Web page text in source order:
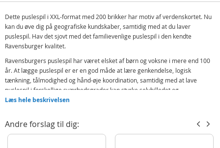
Dette puslespil i XXL-format med 200 brikker har motiv af verdenskortet. Nu
kan du øve dig på geografiske kundskaber, samtidig med at du laver
puslespil. Hav det sjovt med det familievenlige puslespil i den kendte
Ravensburger kvalitet.
Ravensburgers puslespil har været elsket af børn og voksne i mere end 100
år. At lægge puslespil er er en god måde at lære genkendelse, logisk
tænkning, tålmodighed og hånd-øje koordination, samtidig med at lave
puslespil i forskellige sværhedsgrader kan styrke selvbilledet og
korttidshukommelsen. Det er underholdende at lave puslespil og det kan
Indeholder:
Ravensburger XXL puslespil 200 brikker - verdenskort
Læs hele beskrivelsen
Andre forslag til dig: